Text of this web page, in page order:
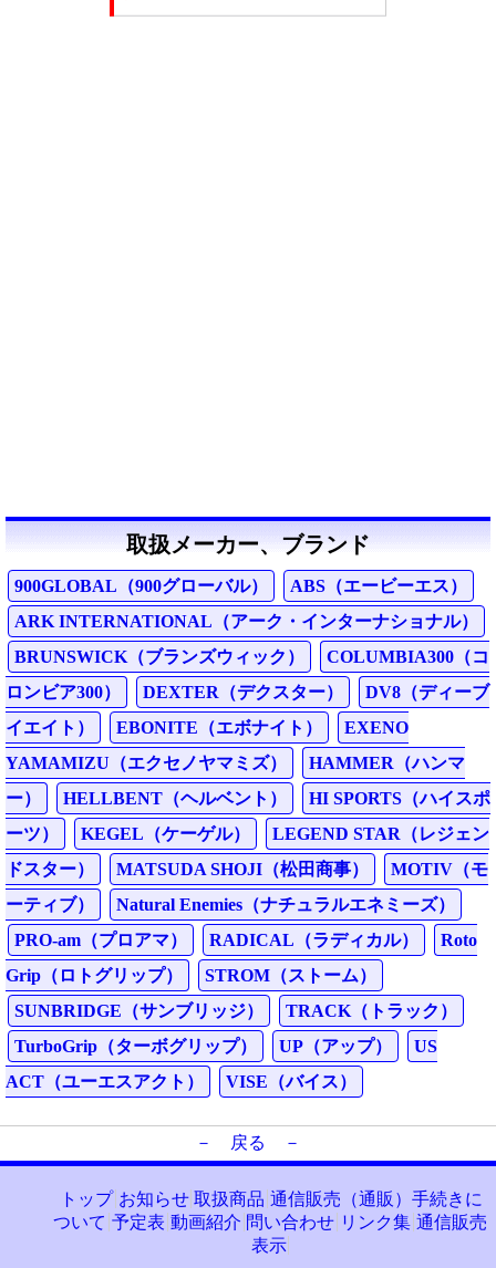
取扱メーカー、ブランド
900GLOBAL（900グローバル）
ABS（エービーエス）
ARK INTERNATIONAL（アーク・インターナショナル）
BRUNSWICK（ブランズウィック）
COLUMBIA300（コ
ロンビア300）
DEXTER（デクスター）
DV8（ディーブ
イエイト）
EBONITE（エボナイト）
EXENO
YAMAMIZU（エクセノヤマミズ）
HAMMER（ハンマ
ー）
HELLBENT（ヘルベント）
HI SPORTS（ハイスポ
ーツ）
KEGEL（ケーゲル）
LEGEND STAR（レジェン
ドスター）
MATSUDA SHOJI（松田商事）
MOTIV（モ
ーティブ）
Natural Enemies（ナチュラルエネミーズ）
PRO-am（プロアマ）
RADICAL（ラディカル）
Roto
Grip（ロトグリップ）
STROM（ストーム）
SUNBRIDGE（サンブリッジ）
TRACK（トラック）
TurboGrip（ターボグリップ）
UP（アップ）
US
ACT（ユーエスアクト）
VISE（バイス）
－ 戻る －
トップ お知らせ 取扱商品 通信販売（通販）手続きに
ついて 予定表 動画紹介 問い合わせ リンク集 通信販売
表示